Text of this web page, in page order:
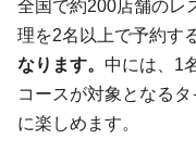
全国で約200店舗のレ
理を2名以上で予約す
なります。 中には、1
コースが対象となる
に楽しめます。